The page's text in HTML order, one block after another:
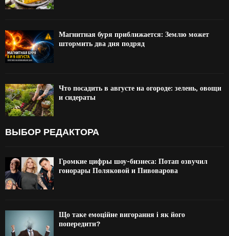
Магнитная буря приближается: Землю может
штормить два дня подряд
Что посадить в августе на огороде: зелень, овощи
и сидераты
ВЫБОР РЕДАКТОРА
Громкие цифры шоу-бизнеса: Потап озвучил
гонорары Поляковой и Пивоварова
Що таке емоційне вигорання і як його
попередити?